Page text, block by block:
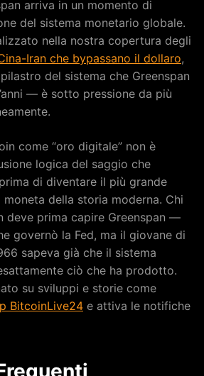
arriva in un momento di
del sistema monetario globale.
nella nostra copertura degli
Iran che bypassano il dollaro,
del sistema che Greenspan
— è sotto pressione da più
come “oro digitale” non è
logica del saggio che
di diventare il più grande
della storia moderna. Chi
deve prima capire Greenspan —
governò la Fed, ma il giovane di
sapeva già che il sistema
ciò che ha prodotto.
su sviluppi e storie come
BitcoinLive24 e attiva le notifiche